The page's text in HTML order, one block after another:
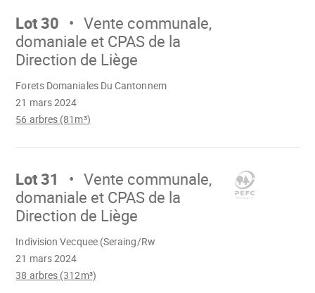
Lot 30
Vente communale,
domaniale et CPAS de la
Direction de Liège
21 mars 2024
Forets Domaniales Du Cantonnem
56 arbres (81m³)
Aller
Lot 31
Vente communale,
domaniale et CPAS de la
Direction de Liège
21 mars 2024
Indivision Vecquee (Seraing/Rw
38 arbres (312m³)